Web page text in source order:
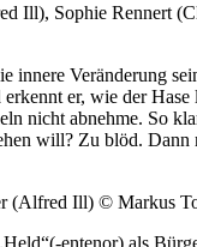
Ill), Sophie Rennert
Veränderung
er, wie der
nicht abnehme. So
will? Zu blöd.
(Alfred Ill) © Markus
entenor) als